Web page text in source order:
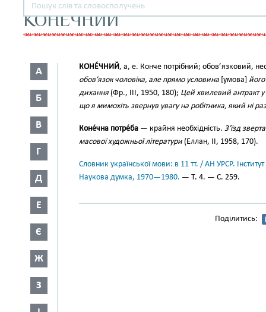
КОНЕЧНИЙ
А
Б
В
Г
Д
Е
Є
Ж
З
КОНЕ́ЧНИЙ, а, е. Конче потрібний; обов’язковий,
обов’язок чоловіка, але прямо условина [умова]
дихання (Фр., III, 1950, 180); Цей хвилевий антракт
що я мимохіть звернув увагу на робітника, який ні
Коне́чна потре́ба — крайня необхідність. З’їзд
масової художньої літератури (Еллан, II, 1958, 170).
Словник української мови: в 11 тт. / АН УРСР.
Наукова думка, 1970—1980. — Т. 4. — С. 259.
Поділитись: